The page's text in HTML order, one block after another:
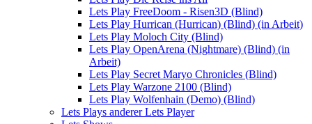
Lets Play FreeDoom - Risen3D (Blind)
Lets Play Hurrican (Hurrican) (Blind) (in Arbeit)
Lets Play Moloch City (Blind)
Lets Play OpenArena (Nightmare) (Blind) (in
Arbeit)
Lets Play Secret Maryo Chronicles (Blind)
Lets Play Warzone 2100 (Blind)
Lets Play Wolfenhain (Demo) (Blind)
Lets Plays anderer Lets Player